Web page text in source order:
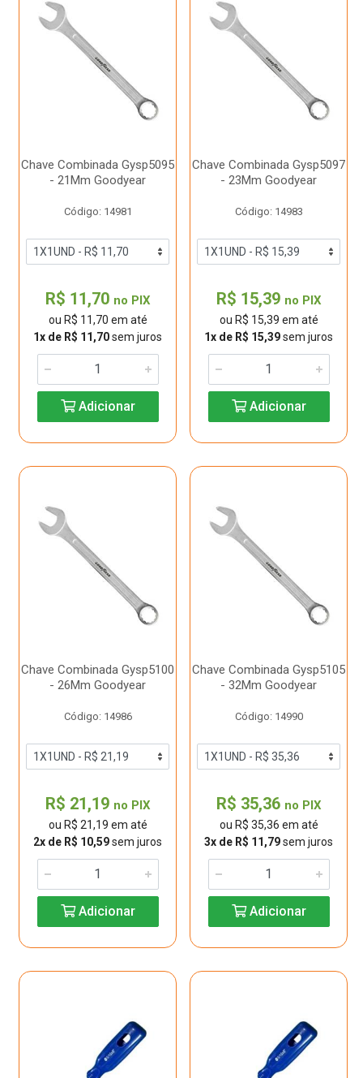
Chave Combinada Gysp5095
- 21Mm Goodyear
Código: 14981
R$ 11,70 no PIX
ou R$ 11,70 em até
1x de R$ 11,70sem juros
Adicionar
Chave Combinada Gysp5097
- 23Mm Goodyear
Código: 14983
R$ 15,39 no PIX
ou R$ 15,39 em até
1x de R$ 15,39sem juros
Adicionar
Chave Combinada Gysp5100
- 26Mm Goodyear
Código: 14986
R$ 21,19 no PIX
ou R$ 21,19 em até
2x de R$ 10,59sem juros
Adicionar
Chave Combinada Gysp5105
- 32Mm Goodyear
Código: 14990
R$ 35,36 no PIX
ou R$ 35,36 em até
3x de R$ 11,79sem juros
Adicionar